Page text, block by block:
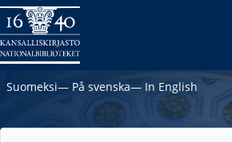
Suomeksi― På svenska― In English